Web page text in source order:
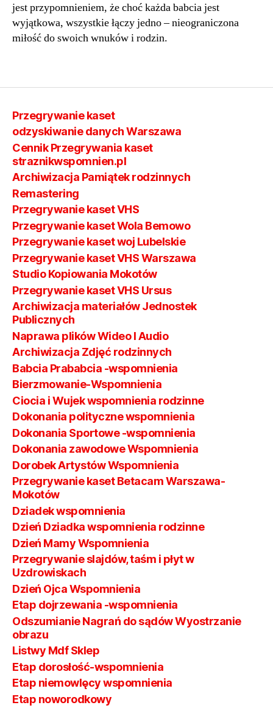
jest przypomnieniem, że choć każda babcia jest
wyjątkowa, wszystkie łączy jedno – nieograniczona
miłość do swoich wnuków i rodzin.
Przegrywanie kaset
odzyskiwanie danych Warszawa
Cennik Przegrywania kaset
straznikwspomnien.pl
Archiwizacja Pamiątek rodzinnych
Remastering
Przegrywanie kaset VHS
Przegrywanie kaset Wola Bemowo
Przegrywanie kaset woj Lubelskie
Przegrywanie kaset VHS Warszawa
Studio Kopiowania Mokotów
Przegrywanie kaset VHS Ursus
Archiwizacja materiałów Jednostek
Publicznych
Naprawa plików Wideo I Audio
Archiwizacja Zdjęć rodzinnych
Babcia Prababcia -wspomnienia
Bierzmowanie-Wspomnienia
Ciocia i Wujek wspomnienia rodzinne
Dokonania polityczne wspomnienia
Dokonania Sportowe -wspomnienia
Dokonania zawodowe Wspomnienia
Dorobek Artystów Wspomnienia
Przegrywanie kaset Betacam Warszawa-
Mokotów
Dziadek wspomnienia
Dzień Dziadka wspomnienia rodzinne
Dzień Mamy Wspomnienia
Przegrywanie slajdów, taśm i płyt w
Uzdrowiskach
Dzień Ojca Wspomnienia
Etap dojrzewania -wspomnienia
Odszumianie Nagrań do sądów Wyostrzanie
obrazu
Listwy Mdf Sklep
Etap dorosłość-wspomnienia
Etap niemowlęcy wspomnienia
Etap noworodkowy